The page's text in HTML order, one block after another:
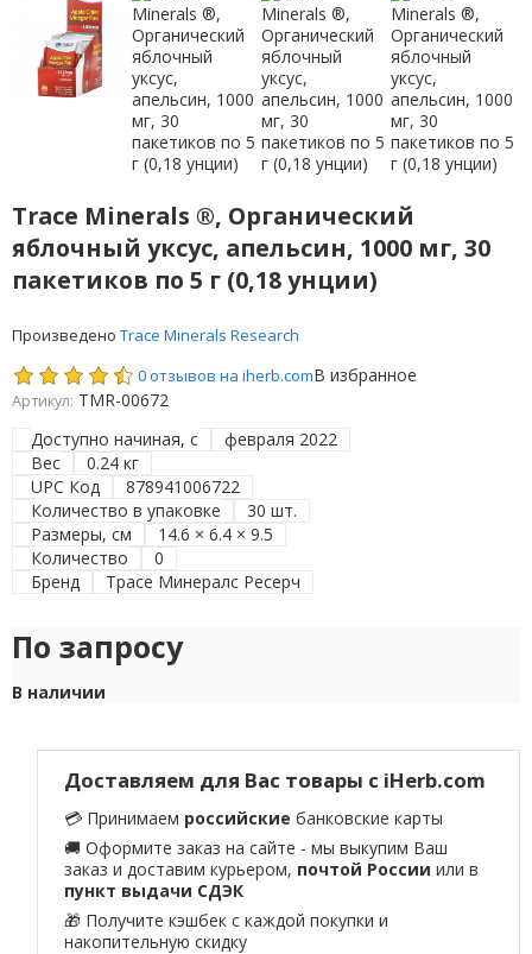
Trace Minerals ®, Органический
яблочный уксус, апельсин, 1000 мг, 30
пакетиков по 5 г (0,18 унции)
Произведено Trace Minerals Research
0 отзывов на iherb.comВ избранное
Артикул: TMR-00672
Доступно начиная, с
февраля 2022
Вес
0.24 кг
UPC Код
878941006722
Количество в упаковке
30 шт.
Размеры, см
14.6 × 6.4 × 9.5
Количество
0
Бренд
Трасе Минералс Ресерч
По запросу
В наличии
Доставляем для Вас товары с iHerb.com
💳 Принимаем российские банковские карты
🚚 Оформите заказ на сайте - мы выкупим Ваш
заказ и доставим курьером, почтой России или в
пункт выдачи СДЭК
🎁 Получите кэшбек с каждой покупки и
накопительную скидку